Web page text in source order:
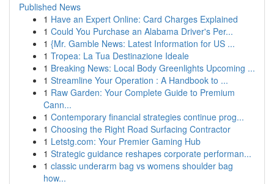
Published News
1 Have an Expert Online: Card Charges Explained
1 Could You Purchase an Alabama Driver's Per...
1 {Mr. Gamble News: Latest Information for US ...
1 Tropea: La Tua Destinazione Ideale
1 Breaking News: Local Body Greenlights Upcoming ...
1 Streamline Your Operation : A Handbook to ...
1 Raw Garden: Your Complete Guide to Premium
Cann...
1 Contemporary financial strategies continue prog...
1 Choosing the Right Road Surfacing Contractor
1 Letstg.com: Your Premier Gaming Hub
1 Strategic guidance reshapes corporate performan...
1 classic underarm bag vs womens shoulder bag
how...